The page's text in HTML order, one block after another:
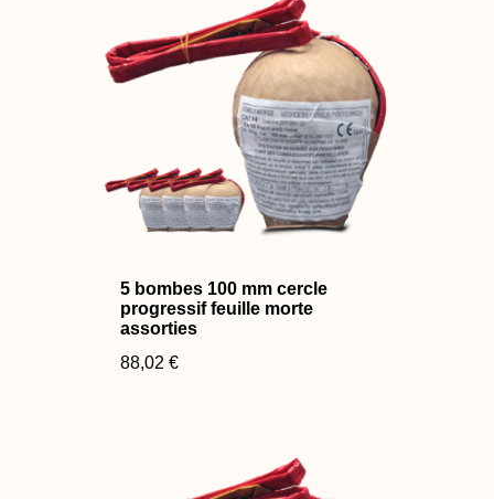
5 bombes 100 mm cercle
progressif feuille morte
assorties
88,02 €